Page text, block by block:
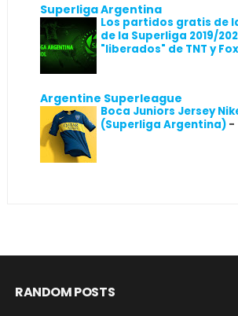
Superliga Argentina
Los partidos gratis de
de la Superliga 2019/
"liberados" de TNT y
Argentine Superleague
Boca Juniors Jersey
(Superliga Argentina) -
RANDOM POSTS